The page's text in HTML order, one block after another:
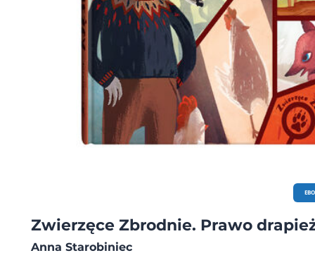
Zwierzęce Zbrodnie. Prawo
Anna Starobiniec